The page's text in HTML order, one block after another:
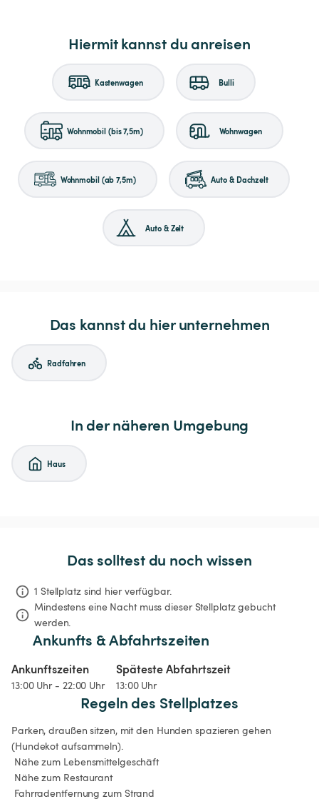
Hiermit kannst du anreisen
Kastenwagen Bulli
Wohnmobil (bis 7,5m) Wohnwagen
Wohnmobil (ab 7,5m) Auto & Dachzelt
Auto & Zelt
Das kannst du hier unternehmen
Radfahren
In der näheren Umgebung
Haus
Das solltest du noch wissen
1 Stellplatz sind hier verfügbar.
Mindestens eine Nacht muss dieser Stellplatz gebucht
werden.
Ankunfts & Abfahrtszeiten
Ankunftszeiten
13:00 Uhr - 22:00 Uhr
Späteste Abfahrtszeit
13:00 Uhr
Regeln des Stellplatzes
Parken, draußen sitzen, mit den Hunden spazieren gehen
(Hundekot aufsammeln).